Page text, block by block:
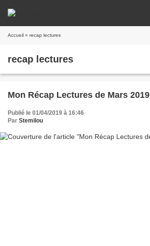
Accueil » recap lectures
recap lectures
Mon Récap Lectures de Mars 2019
Publié le 01/04/2019 à 16:46
Par Stemilou